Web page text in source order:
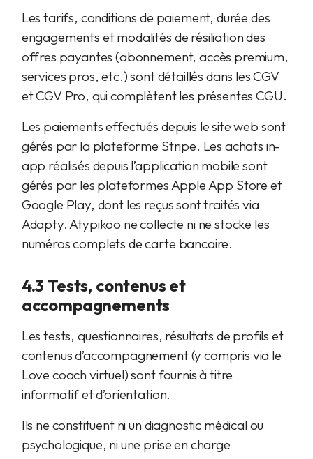
Les tarifs, conditions de paiement, durée des
engagements et modalités de résiliation des
offres payantes (abonnement, accès premium,
services pros, etc.) sont détaillés dans les CGV
et CGV Pro, qui complètent les présentes CGU.
Les paiements effectués depuis le site web sont
gérés par la plateforme Stripe. Les achats in-
app réalisés depuis l’application mobile sont
gérés par les plateformes Apple App Store et
Google Play, dont les reçus sont traités via
Adapty. Atypikoo ne collecte ni ne stocke les
numéros complets de carte bancaire.
4.3 Tests, contenus et
accompagnements
Les tests, questionnaires, résultats de profils et
contenus d’accompagnement (y compris via le
Love coach virtuel) sont fournis à titre
informatif et d’orientation.
Ils ne constituent ni un diagnostic médical ou
psychologique, ni une prise en charge